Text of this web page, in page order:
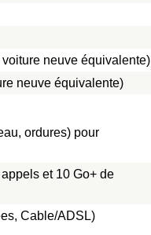
neuve équivalente)
neuve équivalente)
ordures) pour
et 10 Go+ de
Cable/ADSL)